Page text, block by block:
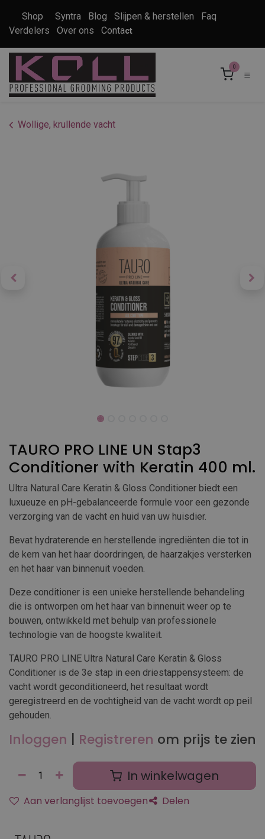
Shop Syntra Blog Slijpen & herstellen
Faq
Verdelers
Over ons Contact
0
Wollige, krullende vacht
TAURO PRO LINE UN Stap3
Conditioner with Keratin 400 ml.
Ultra Natural Care Keratin & Gloss Conditioner biedt een
luxueuze en pH-gebalanceerde formule voor een gezonde
verzorging van de vacht en huid van uw huisdier.
Bevat hydraterende en herstellende ingrediënten die tot in
de kern van het haar doordringen, de haarzakjes versterken
en het haar van binnenuit voeden.
Deze conditioner is een unieke herstellende behandeling
die is ontworpen om het haar van binnenuit weer op te
bouwen, ontwikkeld met behulp van professionele
technologie van de hoogste kwaliteit.
TAURO PRO LINE Ultra Natural Care Keratin & Gloss
Conditioner is de 3e stap in een driestappensysteem: de
vacht wordt geconditioneerd, het resultaat wordt
geregistreerd en de vochtigheid van de vacht wordt op peil
gehouden.
Inloggen | Registreren om prijs te zien
In winkelwagen
Aan verlanglijst toevoegen Delen